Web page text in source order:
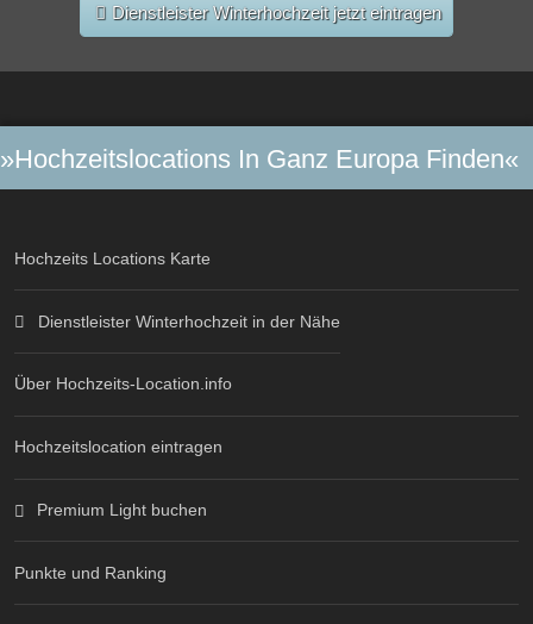
Dienstleister Winterhochzeit jetzt eintragen
»Hochzeitslocations In Ganz Europa Finden«
Hochzeits Locations Karte
Dienstleister Winterhochzeit in der Nähe
Über Hochzeits-Location.info
Hochzeitslocation eintragen
Premium Light buchen
Punkte und Ranking